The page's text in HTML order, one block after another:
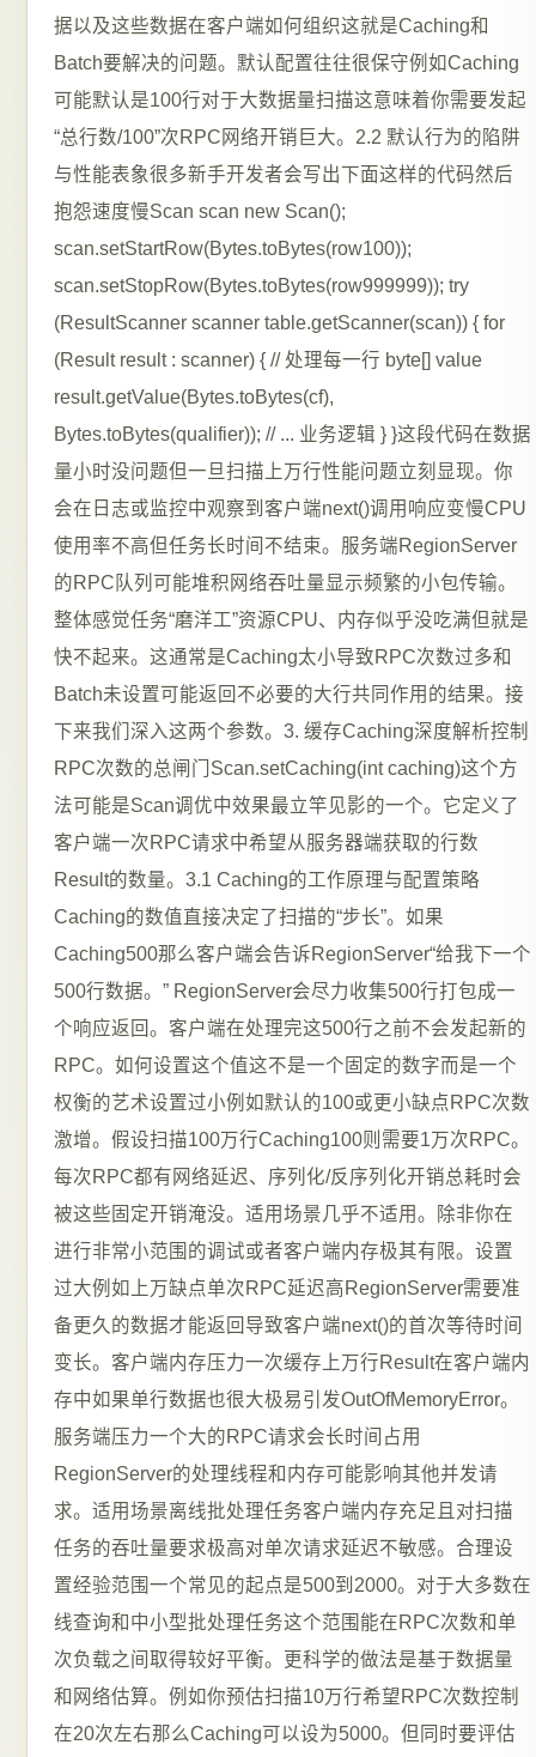
据以及这些数据在客户端如何组织这就是Caching和
Batch要解决的问题。默认配置往往很保守例如Caching
可能默认是100行对于大数据量扫描这意味着你需要发起
“总行数/100”次RPC网络开销巨大。2.2 默认行为的陷阱
与性能表象很多新手开发者会写出下面这样的代码然后
抱怨速度慢Scan scan new Scan();
scan.setStartRow(Bytes.toBytes(row100));
scan.setStopRow(Bytes.toBytes(row999999)); try
(ResultScanner scanner table.getScanner(scan)) { for
(Result result : scanner) { // 处理每一行 byte[] value
result.getValue(Bytes.toBytes(cf),
Bytes.toBytes(qualifier)); // ... 业务逻辑 } }这段代码在数据
量小时没问题但一旦扫描上万行性能问题立刻显现。你
会在日志或监控中观察到客户端next()调用响应变慢CPU
使用率不高但任务长时间不结束。服务端RegionServer
的RPC队列可能堆积网络吞吐量显示频繁的小包传输。
整体感觉任务“磨洋工”资源CPU、内存似乎没吃满但就是
快不起来。这通常是Caching太小导致RPC次数过多和
Batch未设置可能返回不必要的大行共同作用的结果。接
下来我们深入这两个参数。3. 缓存Caching深度解析控制
RPC次数的总闸门Scan.setCaching(int caching)这个方
法可能是Scan调优中效果最立竿见影的一个。它定义了
客户端一次RPC请求中希望从服务器端获取的行数
Result的数量。3.1 Caching的工作原理与配置策略
Caching的数值直接决定了扫描的“步长”。如果
Caching500那么客户端会告诉RegionServer“给我下一个
500行数据。” RegionServer会尽力收集500行打包成一
个响应返回。客户端在处理完这500行之前不会发起新的
RPC。如何设置这个值这不是一个固定的数字而是一个
权衡的艺术设置过小例如默认的100或更小缺点RPC次数
激增。假设扫描100万行Caching100则需要1万次RPC。
每次RPC都有网络延迟、序列化/反序列化开销总耗时会
被这些固定开销淹没。适用场景几乎不适用。除非你在
进行非常小范围的调试或者客户端内存极其有限。设置
过大例如上万缺点单次RPC延迟高RegionServer需要准
备更久的数据才能返回导致客户端next()的首次等待时间
变长。客户端内存压力一次缓存上万行Result在客户端内
存中如果单行数据也很大极易引发OutOfMemoryError。
服务端压力一个大的RPC请求会长时间占用
RegionServer的处理线程和内存可能影响其他并发请
求。适用场景离线批处理任务客户端内存充足且对扫描
任务的吞吐量要求极高对单次请求延迟不敏感。合理设
置经验范围一个常见的起点是500到2000。对于大多数在
线查询和中小型批处理任务这个范围能在RPC次数和单
次负载之间取得较好平衡。更科学的做法是基于数据量
和网络估算。例如你预估扫描10万行希望RPC次数控制
在20次左右那么Caching可以设为5000。但同时要评估